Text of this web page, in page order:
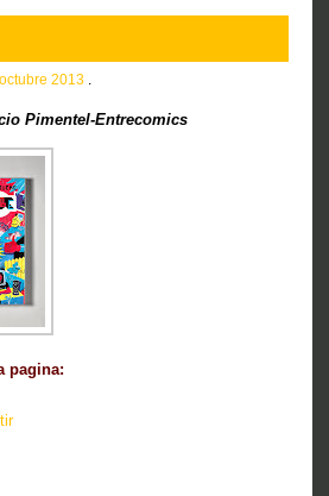
octubre 2013
Pimentel-Entrecomics
pagina: